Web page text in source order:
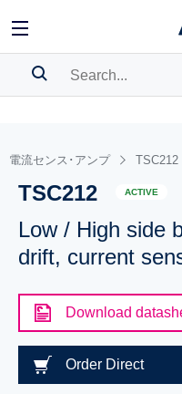
BOOKMARK
Pleaselog in to show
電流センス･アンプ TSC212
TSC212 ACTIVE
Low / High side
drift, current
Download
Order Direct